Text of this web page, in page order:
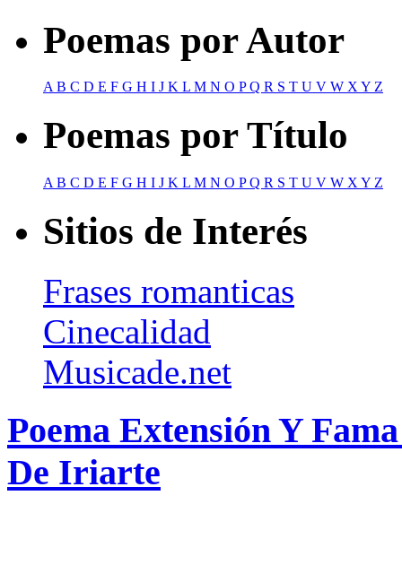
Poemas por Autor
AB C D E F G H I J K L M N O PQ R S T U V W XY Z
Poemas por Título
A B C D E F G H I J K L M N O PQ R S T U V W X Y Z
Sitios de Interés
Frases romanticas
Cinecalidad
Musicade.net
Poema Extensión Y
De Iriarte